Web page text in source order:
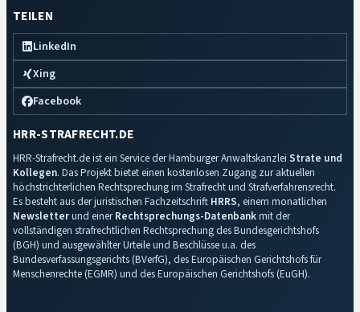
TEILEN
LinkedIn
Xing
Facebook
HRR-STRAFRECHT.DE
HRR-Strafrecht.de ist ein Service der Hamburger Anwaltskanzlei Strate und
Kollegen. Das Projekt bietet einen kostenlosen Zugang zur aktuellen
höchstrichterlichen Rechtsprechung im Strafrecht und Strafverfahrensrecht.
Es besteht aus der juristischen Fachzeitschrift HRRS, einem monatlichen
Newsletterund einerRechtsprechungs-Datenbankmit der
vollständigen strafrechtlichen Rechtsprechung des Bundesgerichtshofs
(BGH) und ausgewählter Urteile und Beschlüsse u.a. des
Bundesverfassungsgerichts (BVerfG), des Europäischen Gerichtshofs für
Menschenrechte (EGMR) und des Europäischen Gerichtshofs (EuGH).